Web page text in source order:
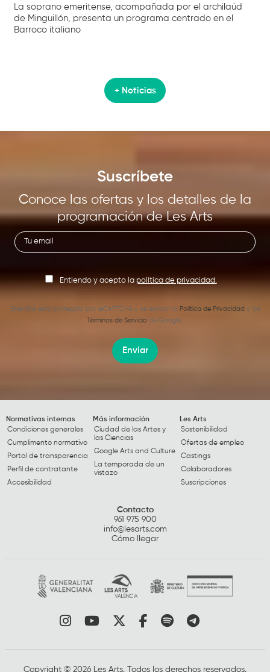
La soprano emeritense, acompañada por el archilaúd
de Minguillón, presenta un programa centrado en el
Barroco italiano
+ Noticias
Suscríbete
Conoce las ofertas y los detalles de la
programación de Les Arts
Entiendo y acepto la política de privacidad.
Este sitio está protegido por reCAPTCHA y se aplican la Política de Privacidad y los
Términos de Servicio de Google.
Enviar
Normativas internas
Condiciones generales
Cumplimento normativo
Portal de transparencia
Perfil de contratante
Accesibilidad
Más información
Ciudad de las Artes y
las Ciencias
Google Arts and Culture
La temporada de un
vistazo
Les Arts
Sostenibilidad
Ofertas de empleo
Castings
Colaboradores
Suscripciones
Contacto
961 975 900
info@lesarts.com
Cómo llegar
Link a instagram
Link a youtube
Link a twitter
Link a facebook
Link a spotify
Link a
Copyright © 2026 Les Arts. Todos los derechos reservados.